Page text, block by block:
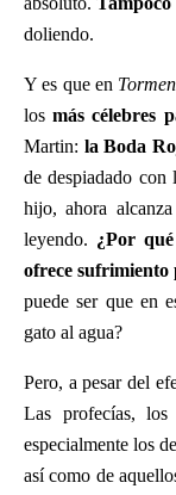
doliendo.
Y es que en
losmás célebres
Martin: la Boda
de despiadado
hijo, ahora
leyendo. ¿Por
ofrece sufrimiento
puede ser que en
gato al agua?
Pero, a pesar del
Las profecías, los
especialmente los
así como de